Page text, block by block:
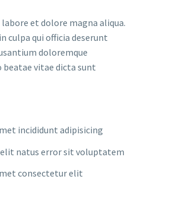
et dolore magna aliqua.
culpa qui officia deserunt
doloremque
vitae dicta sunt
incididunt adipisicing
natus error sit voluptatem
consectetur elit